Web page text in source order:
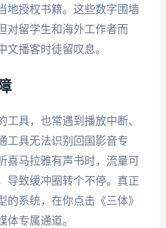
地授权书籍。这些数字围墙
对留学生和海外工作者而
文播客时徒留叹息。
工具，也常遇到播放中断、
工具无法识别回国影音专
喜马拉雅有声书时，流量可
导致缓冲圈转个不停。真正
的系统，在你点击《三体》
体专属通道。